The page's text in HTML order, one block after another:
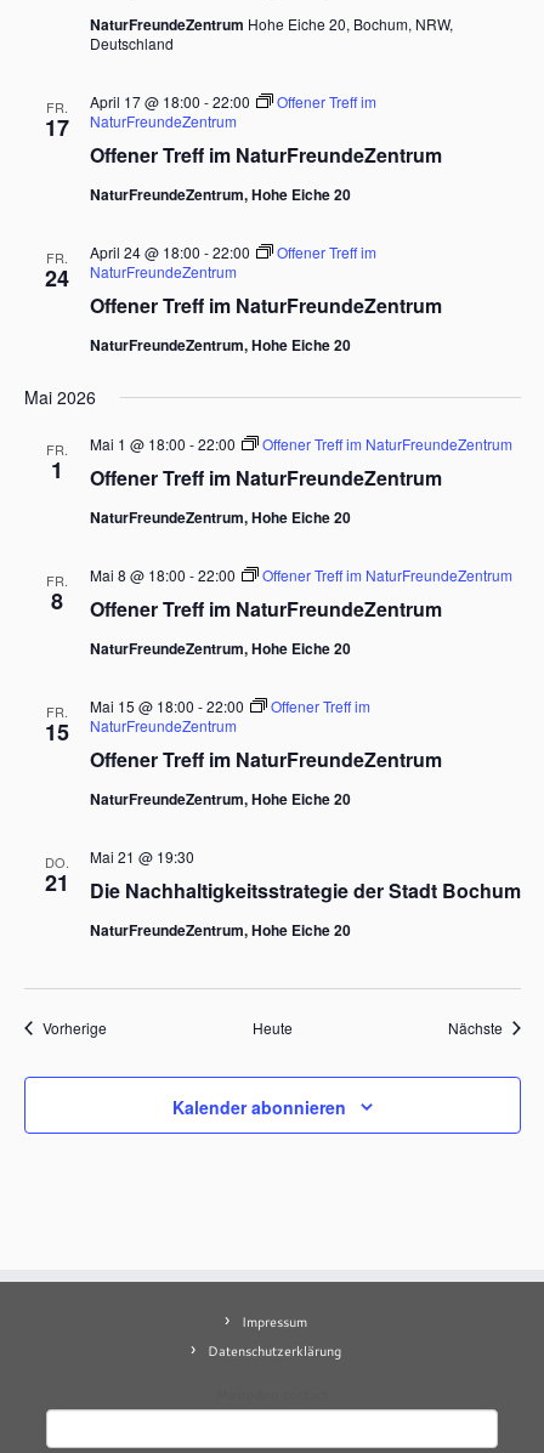
NaturFreundeZentrum Hohe Eiche 20, Bochum, NRW,
Deutschland
FR.
17
Offener Treff im NaturFreundeZentrum
April 17 @ 18:00 -22:00
Offener Treff im
NaturFreundeZentrum
NaturFreundeZentrum, Hohe Eiche 20
FR.
24
Offener Treff im NaturFreundeZentrum
April 24 @ 18:00 -22:00
Offener Treff im
NaturFreundeZentrum
NaturFreundeZentrum, Hohe Eiche 20
Mai 2026
FR.
1 Offener Treff im NaturFreundeZentrum
Mai 1 @ 18:00 -22:00 Offener Treff im NaturFreundeZentrum
NaturFreundeZentrum, Hohe Eiche 20
FR.
8 Offener Treff im NaturFreundeZentrum
Mai 8 @ 18:00 -22:00 Offener Treff im NaturFreundeZentrum
NaturFreundeZentrum, Hohe Eiche 20
FR.
15
Offener Treff im NaturFreundeZentrum
Mai 15 @ 18:00 -22:00
Offener Treff im
NaturFreundeZentrum
NaturFreundeZentrum, Hohe Eiche 20
DO.
21 Die Nachhaltigkeitsstrategie der Stadt Bochum
Mai 21 @ 19:30
NaturFreundeZentrum, Hohe Eiche 20
VorherigeVeranstaltungen Heute Nächste
Kalender abonnieren
Impressum
Datenschutzerklärung